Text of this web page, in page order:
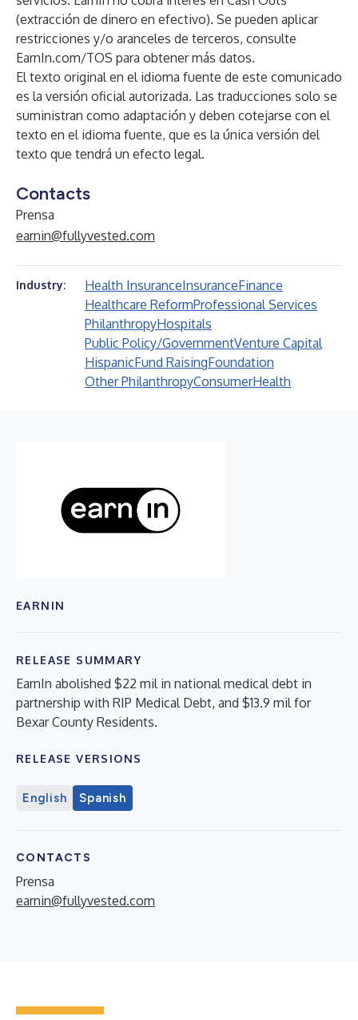
(extracción de dinero en efectivo). Se pueden aplicar
restricciones y/o aranceles de terceros, consulte
EarnIn.com/TOS para obtener más datos.
El texto original en el idioma fuente de este comunicado
es la versión oficial autorizada. Las traducciones solo se
suministran como adaptación y deben cotejarse con el
texto en el idioma fuente, que es la única versión del
texto que tendrá un efecto legal.
Contacts
Prensa
earnin@fullyvested.com
Industry: Health InsuranceInsuranceFinance
Healthcare ReformProfessional Services
PhilanthropyHospitals
Public Policy/GovernmentVenture Capital
HispanicFund RaisingFoundation
Other PhilanthropyConsumerHealth
EARNIN
RELEASE SUMMARY
EarnIn abolished $22 mil in national medical debt in
partnership with RIP Medical Debt, and $13.9 mil for
Bexar County Residents.
RELEASE VERSIONS
English Spanish
CONTACTS
Prensa
earnin@fullyvested.com